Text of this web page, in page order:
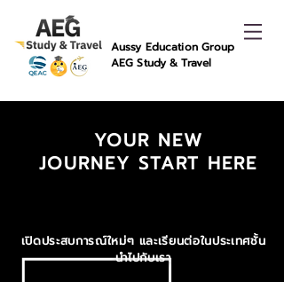
Aussy Education Group
AEG Study & Travel
YOUR NEW
JOURNEY START HERE
เปิดประสบการณ์ใหม่ๆ และเรียนต่อในประเทศชั้น
นำไปกับเรา